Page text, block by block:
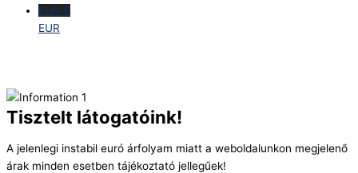
EUR €
EUR
Tisztelt látogatóink!
A jelenlegi instabil euró árfolyam miatt a weboldalunkon megjelenő
árak minden esetben tájékoztató jellegűek!